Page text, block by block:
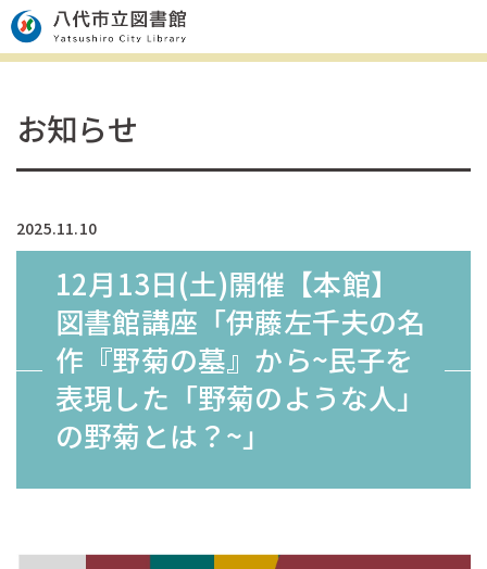
お知らせ
2025.11.10
12月13日(土)開催【本館】
図書館講座「伊藤左千夫の名
作『野菊の墓』から~民子を
表現した「野菊のような人」
の野菊とは？~」